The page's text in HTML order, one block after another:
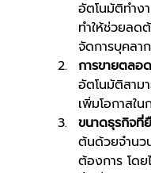
อัตโนมัติทำง
ทำให้ช่วยลด
จัดการบุคลา
การขายตลอ
อัตโนมัติสาม
เพิ่มโอกาสใน
ขนาดธุรกิจที่
ต้นด้วยจำนว
ต้องการ โดย